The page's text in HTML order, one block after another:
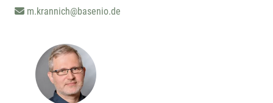
m.krannich@basenio.de